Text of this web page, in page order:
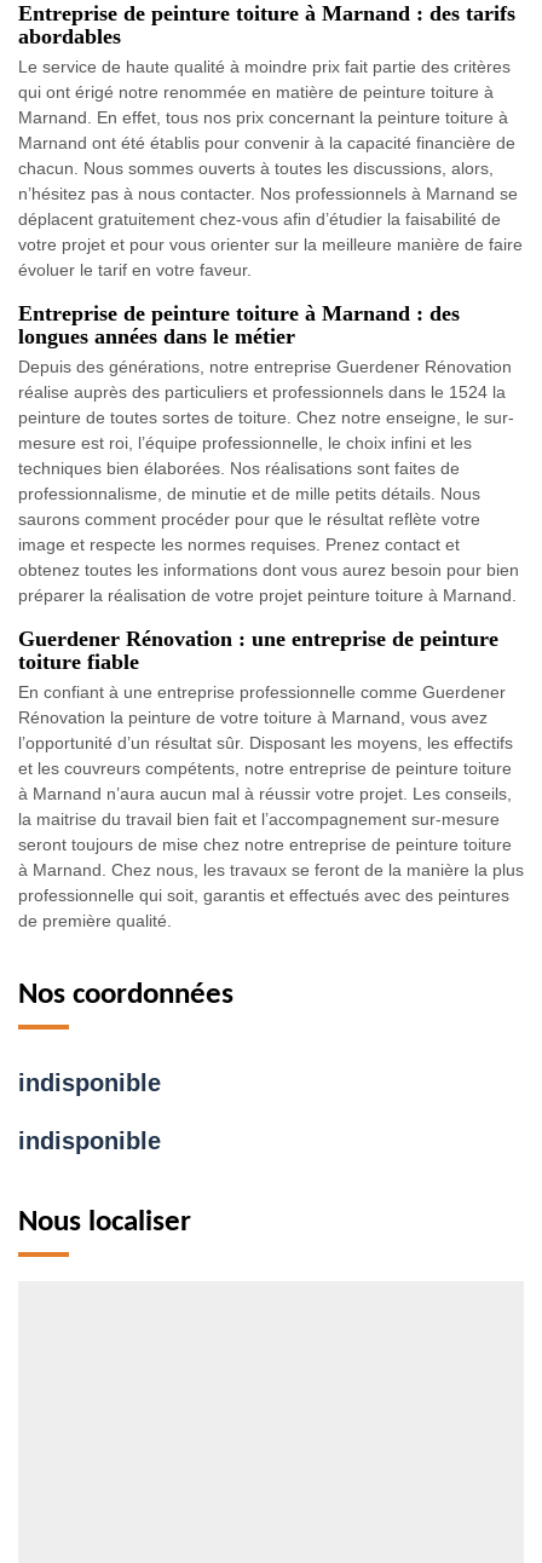
Entreprise de peinture toiture à Marnand : des tarifs
abordables
Le service de haute qualité à moindre prix fait partie des critères
qui ont érigé notre renommée en matière de peinture toiture à
Marnand. En effet, tous nos prix concernant la peinture toiture à
Marnand ont été établis pour convenir à la capacité financière de
chacun. Nous sommes ouverts à toutes les discussions, alors,
n’hésitez pas à nous contacter. Nos professionnels à Marnand se
déplacent gratuitement chez-vous afin d’étudier la faisabilité de
votre projet et pour vous orienter sur la meilleure manière de faire
évoluer le tarif en votre faveur.
Entreprise de peinture toiture à Marnand : des
longues années dans le métier
Depuis des générations, notre entreprise Guerdener Rénovation
réalise auprès des particuliers et professionnels dans le 1524 la
peinture de toutes sortes de toiture. Chez notre enseigne, le sur-
mesure est roi, l’équipe professionnelle, le choix infini et les
techniques bien élaborées. Nos réalisations sont faites de
professionnalisme, de minutie et de mille petits détails. Nous
saurons comment procéder pour que le résultat reflète votre
image et respecte les normes requises. Prenez contact et
obtenez toutes les informations dont vous aurez besoin pour bien
préparer la réalisation de votre projet peinture toiture à Marnand.
Guerdener Rénovation : une entreprise de peinture
toiture fiable
En confiant à une entreprise professionnelle comme Guerdener
Rénovation la peinture de votre toiture à Marnand, vous avez
l’opportunité d’un résultat sûr. Disposant les moyens, les effectifs
et les couvreurs compétents, notre entreprise de peinture toiture
à Marnand n’aura aucun mal à réussir votre projet. Les conseils,
la maitrise du travail bien fait et l’accompagnement sur-mesure
seront toujours de mise chez notre entreprise de peinture toiture
à Marnand. Chez nous, les travaux se feront de la manière la plus
professionnelle qui soit, garantis et effectués avec des peintures
de première qualité.
Nos coordonnées
indisponible
indisponible
Nous localiser